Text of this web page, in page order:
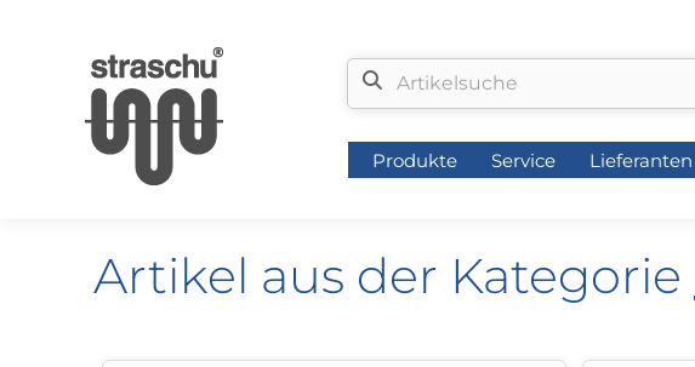
Produkte Service Lieferanten
Artikel aus der Kategorie
Produkte Service Lieferanten